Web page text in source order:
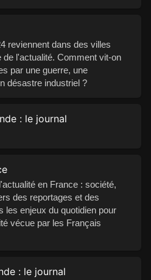
reviennent dans des villes
de l'actualité. Comment vit-on
par une guerre, une
désastre industriel ?
: le journal
en France : société,
des reportages et des
les enjeux du quotidien pour
vécue par les Français
: le journal